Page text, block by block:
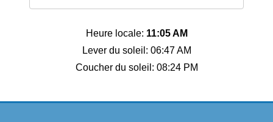
Heure locale: 11:05 AM
Lever du soleil: 06:47 AM
Coucher du soleil: 08:24 PM